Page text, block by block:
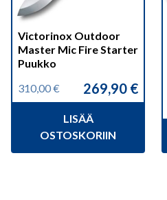
Victorinox Outdoor
Master Mic Fire Starter
Puukko
310,00€
Alkuperäinen
310,00 €.
269,90 €
Nykyinen
269,90 €.
LISÄÄ
OSTOSKORIIN